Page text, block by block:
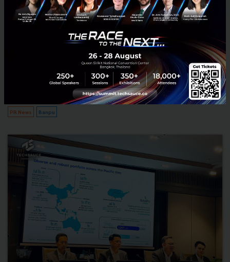
Banpu เผยผลไตรมาส 1 ปี 67 กำไร 1,552 ล้านบาท พร้อมเดิน
หน้าวางโร้ดแม็พเพื่อเติบโตอย่างยั่งยืน
Banpu เผยผลไตรมาส 1 ปี 67 คุมเข้มประสิทธิภาพดำเนินงานทุกกลุ่มธุรกิจ
โชว์ CCUS และแบตเตอรี่คืบหน้า พร้อมวางโร้ดแม็พเพื่อเติบโตอย่าง
พฤษภาคม 14, 2024| ByTechsauce Team
PR News Banpu